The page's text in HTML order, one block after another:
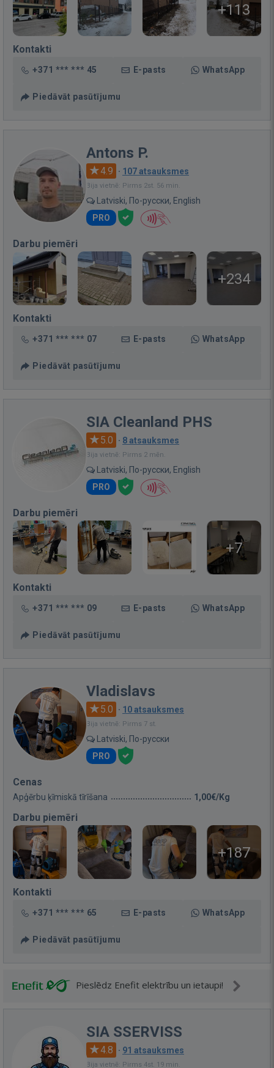
+113
Kontakti
+371 *** *** 45 E-pasts WhatsApp
Piedāvāt pasūtījumu
Antons P.
4.9 · 107 atsauksmes
Bija vietnē: Pirms 2st. 56 min.
Latviski, По-русски, English
PRO
Darbu piemēri
+234
Kontakti
+371 *** *** 07 E-pasts WhatsApp
Piedāvāt pasūtījumu
SIA Cleanland PHS
5.0 · 8 atsauksmes
Bija vietnē: Pirms 2 mēn.
Latviski, По-русски, English
PRO
Darbu piemēri
+7
Kontakti
+371 *** *** 09 E-pasts WhatsApp
Piedāvāt pasūtījumu
Vladislavs
5.0 · 10 atsauksmes
Bija vietnē: Pirms 7 st.
Latviski, По-русски
PRO
Cenas
Apģērbu ķīmiskā tīrīšana 1,00€/Kg
Darbu piemēri
+187
Kontakti
+371 *** *** 65 E-pasts WhatsApp
Piedāvāt pasūtījumu
Pieslēdz Enefit elektrību un ietaupi!
SIA SSERVISS
4.8 · 91 atsauksmes
Bija vietnē: Pirms 4st. 19 min.